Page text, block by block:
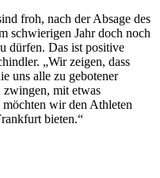
froh, nach der Absage des
schwierigen Jahr doch noch
dürfen. Das ist positive
„Wir zeigen, dass
uns alle zu gebotener
zwingen, mit etwas
wir den Athleten
bieten.“